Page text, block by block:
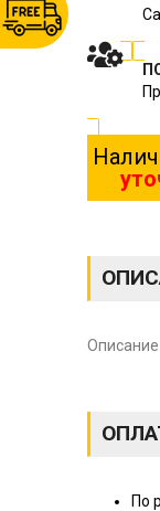
Описание
По